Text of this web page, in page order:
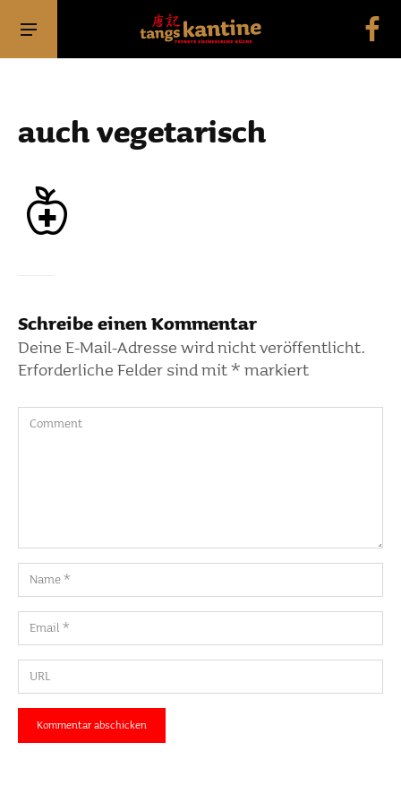
auch vege­ta­risch
Schreibe einen Kommentar
Deine E-Mail-Adresse wird nicht veröffentlicht.
Erforderliche Felder sind mit* markiert
Comment
Name
Email